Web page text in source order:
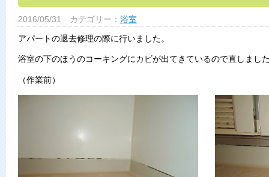
2016/05/31 カテゴリー： 浴室
アパートの退去修理の際に行いました。
浴室の下のほうのコーキングにカビが出てきているので直しまし
（作業前）